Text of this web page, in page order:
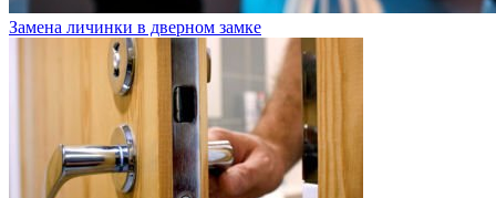
Замена личинки в дверном замке